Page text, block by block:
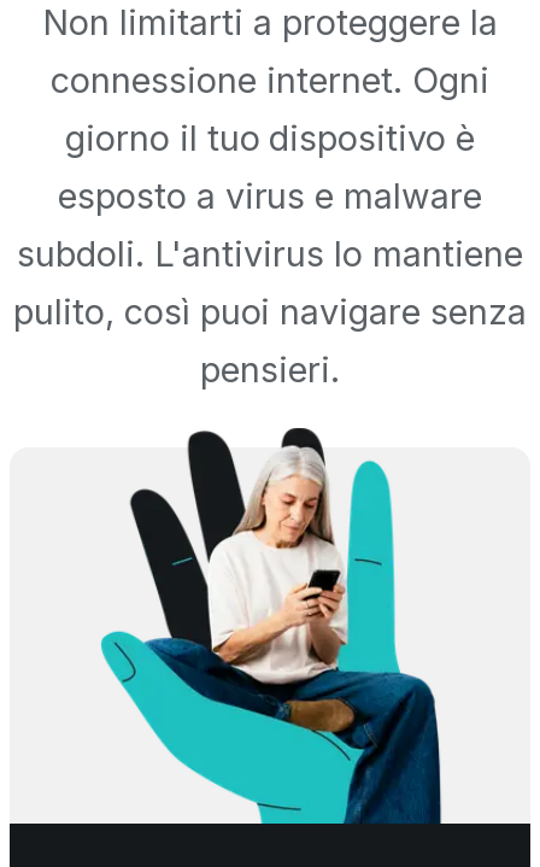
Non limitarti a proteggere la
connessione internet. Ogni
giorno il tuo dispositivo è
esposto a virus e malware
subdoli. L'antivirus lo mantiene
pulito, così puoi navigare senza
pensieri.